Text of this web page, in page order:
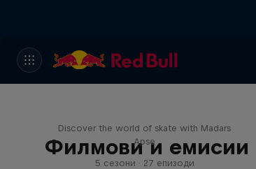
Филмови и емисии
Discover the world of skate with Madars
Apse
5 сезони · 27 епизоди